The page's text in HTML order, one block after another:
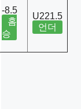
-8.5
홈
승
U221.5
언더